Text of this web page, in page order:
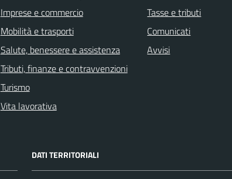
Imprese e commercio
Mobilità e trasporti
Salute, benessere e assistenza
Tributi, finanze e contravvenzioni
Turismo
Vita lavorativa
Tasse e tributi
Comunicati
Avvisi
DATI TERRITORIALI